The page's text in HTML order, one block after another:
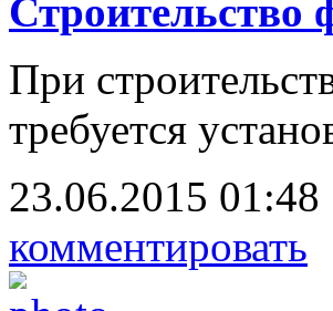
Строительство
При
требуется
23.06.2015 01:48
комментировать